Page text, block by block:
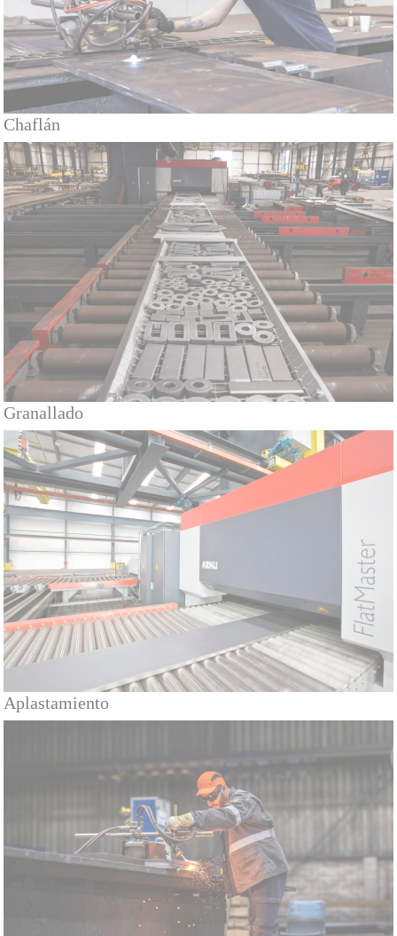
Chaflán
Granallado
Aplastamiento